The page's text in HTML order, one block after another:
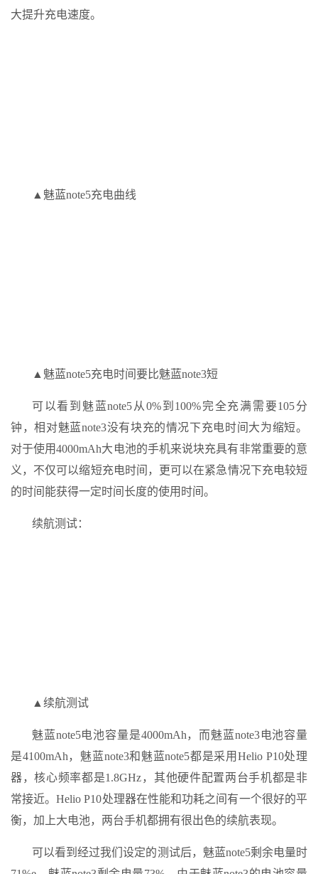
大提升充电速度。
▲魅蓝note5充电曲线
▲魅蓝note5充电时间要比魅蓝note3短
可以看到魅蓝note5从0%到100%完全充满需要105分
钟，相对魅蓝note3没有块充的情况下充电时间大为缩短。
对于使用4000mAh大电池的手机来说块充具有非常重要的意
义，不仅可以缩短充电时间，更可以在紧急情况下充电较短
的时间能获得一定时间长度的使用时间。
续航测试：
▲续航测试
魅蓝note5电池容量是4000mAh，而魅蓝note3电池容量
是4100mAh，魅蓝note3和魅蓝note5都是采用Helio P10处理
器，核心频率都是1.8GHz，其他硬件配置两台手机都是非
常接近。Helio P10处理器在性能和功耗之间有一个很好的平
衡，加上大电池，两台手机都拥有很出色的续航表现。
可以看到经过我们设定的测试后，魅蓝note5剩余电量时